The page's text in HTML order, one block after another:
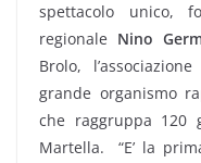
spettacolo unico,
regionale Nino
Brolo,
grande organismo
che raggruppa 120
Martella. “E’ la